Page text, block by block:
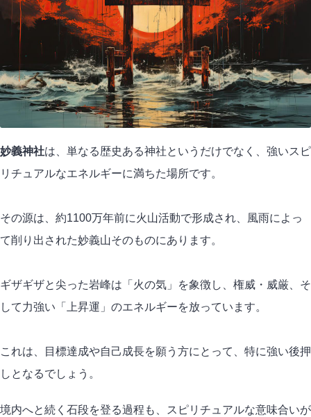
妙義神社は、単なる歴史ある神社というだけでなく、強いスピ
リチュアルなエネルギーに満ちた場所です。
その源は、約1100万年前に火山活動で形成され、風雨によっ
て削り出された妙義山そのものにあります。
ギザギザと尖った岩峰は「火の気」を象徴し、権威・威厳、そ
して力強い「上昇運」のエネルギーを放っています。
これは、目標達成や自己成長を願う方にとって、特に強い後押
しとなるでしょう。
境内へと続く石段を登る過程も、スピリチュアルな意味合いが